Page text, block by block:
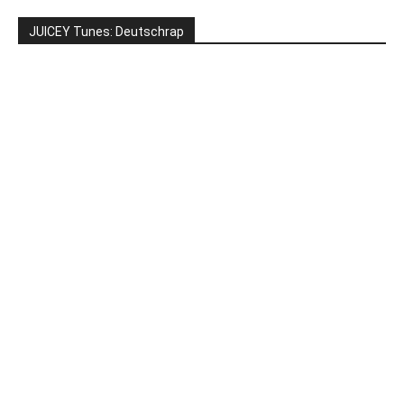
JUICEY Tunes: Deutschrap